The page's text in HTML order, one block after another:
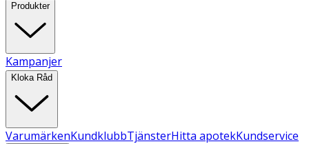
Produkter
Kampanjer
Kloka Råd
VarumärkenKundklubbTjänsterHitta apotekKundservice